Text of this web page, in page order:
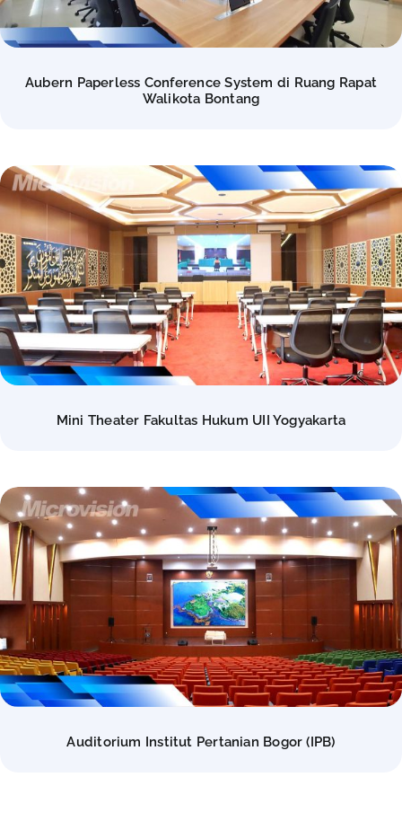
Aubern Paperless Conference System di Ruang Rapat
Walikota Bontang
Mini Theater Fakultas Hukum UII Yogyakarta
Auditorium Institut Pertanian Bogor (IPB)